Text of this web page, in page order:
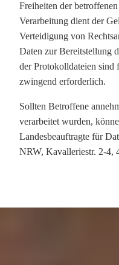
Freiheiten der
Verarbeitung dient der
Verteidigung von
Daten zur Bereitstellung
der Protokolldateien sind
zwingend erforderlich.
Sollten Betroffene
verarbeitet wurden,
Landesbeauftragte für
NRW, Kavalleriestr. 2-4,